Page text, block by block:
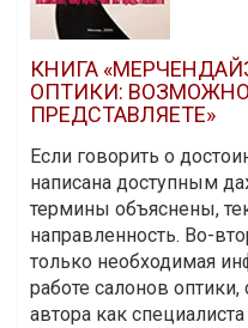
КНИГА
ОПТИКИ:
ПРЕДСТАВЛЯЕТЕ»
Если говорить о
написана доступным
термины объяснены,
направленность. Во-
только необходимая
работе салонов
автора как